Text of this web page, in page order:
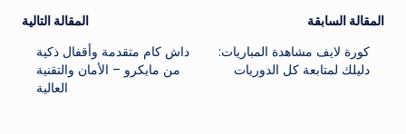
تصفّح
المقالات
المقالة السابقة
كورة لايف مشاهدة المباريات:
دليلك لمتابعة كل الدوريات
المقالة التالية
داش كام متقدمة وأقفال ذكية
من مايكرو – الأمان والتقنية
العالية